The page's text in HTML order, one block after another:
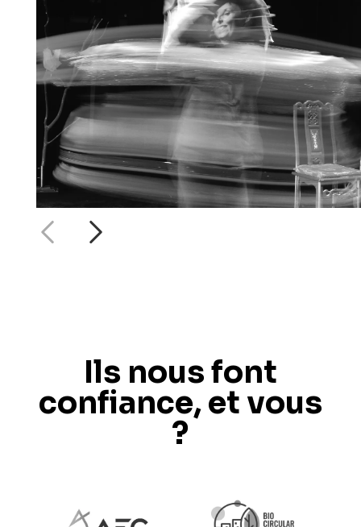
SCÈNE DIFFUSION
Consulting & coaching
Supports de communication
Ils nous font
confiance, et vous
?